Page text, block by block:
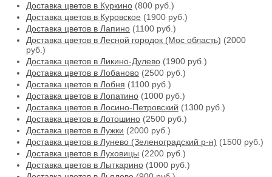
Доставка цветов в Куркино (800 руб.)
Доставка цветов в Куровское (1900 руб.)
Доставка цветов в Лапино (1100 руб.)
Доставка цветов в Лесной городок (Мос область) (2000
руб.)
Доставка цветов в Ликино-Дулево (1900 руб.)
Доставка цветов в Лобаново (2500 руб.)
Доставка цветов в Лобня (1100 руб.)
Доставка цветов в Лопатино (1000 руб.)
Доставка цветов в Лосино-Петровский (1300 руб.)
Доставка цветов в Лотошино (2500 руб.)
Доставка цветов в Лужки (2000 руб.)
Доставка цветов в Лунево (Зеленоградский р-н) (1500 руб.)
Доставка цветов в Луховицы (2200 руб.)
Доставка цветов в Лыткарино (1000 руб.)